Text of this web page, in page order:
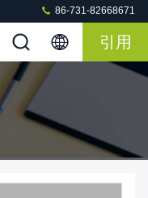
86-731-82668671
引用